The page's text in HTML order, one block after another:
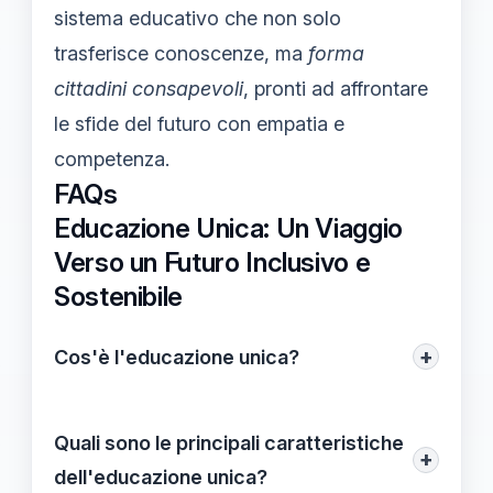
sistema educativo che non solo
trasferisce conoscenze, ma forma
cittadini consapevoli, pronti ad affrontare
le sfide del futuro con empatia e
competenza.
FAQs
Educazione Unica: Un Viaggio
Verso un Futuro Inclusivo e
Sostenibile
Cos'è l'educazione unica? +
mira a formare individui completi,
preparandoli ad affrontare le sfide sociali,
Quali sono le principali caratteristiche
dell'educazione unica?
+